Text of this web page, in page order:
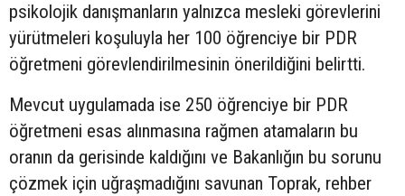
psikolojik danışmanların yalnızca mesleki görevlerini
yürütmeleri koşuluyla her 100 öğrenciye bir PDR
öğretmeni görevlendirilmesinin önerildiğini belirtti.
Mevcut uygulamada ise 250 öğrenciye bir PDR
öğretmeni esas alınmasına rağmen atamaların bu
oranın da gerisinde kaldığını ve Bakanlığın bu sorunu
çözmek için uğraşmadığını savunan Toprak, rehber